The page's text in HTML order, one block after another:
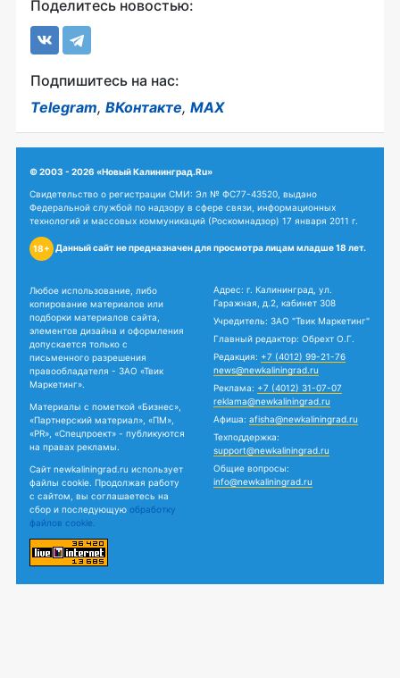
Поделитесь новостью:
Подпишитесь на нас:
Telegram, ВКонтакте, MAX
© 2003 - 2026 «Новый Калининград.Ru»
Свидетельство о регистрации СМИ: Эл № ФС77-43520, выдано
Федеральной службой по надзору в сфере связи, информационных
технологий и массовых коммуникаций (Роскомнадзор) 17 января 2011 г.
18+ Данный сайт не предназначен для просмотра лицам младше 18 лет.
Любое использование, либо
копирование материалов или
подборки материалов сайта,
элементов дизайна и оформления
допускается только с
письменного разрешения
правообладателя - ЗАО «Твик
Маркетинг».
Материалы с пометкой «Бизнес»,
«Партнерский материал», «ПМ»,
«PR», «Спецпроект» - публикуются
на правах рекламы.
Сайт newkaliningrad.ru использует
файлы cookie. Продолжая работу
с сайтом, вы соглашаетесь на
сбор и последующую обработку
файлов cookie.
Адрес: г. Калининград, ул.
Гаражная, д.2, кабинет 308
Учредитель: ЗАО "Твик Маркетинг"
Главный редактор: Обрехт О.Г.
Редакция: +7 (4012) 99-21-76
news@newkaliningrad.ru
Реклама: +7 (4012) 31-07-07
reklama@newkaliningrad.ru
Афиша: afisha@newkaliningrad.ru
Техподдержка:
support@newkaliningrad.ru
Общие вопросы:
info@newkaliningrad.ru